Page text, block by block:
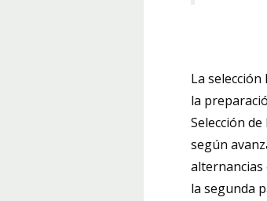
La
la
Selección
según
alternancias
la segunda